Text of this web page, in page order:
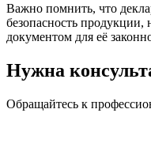
Важно помнить, что
безопасность продукции,
документом для её
Нужна
Обращайтесь к